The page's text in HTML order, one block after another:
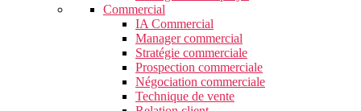
Commercial
IA Commercial
Manager commercial
Stratégie commerciale
Prospection commerciale
Négociation commerciale
Technique de vente